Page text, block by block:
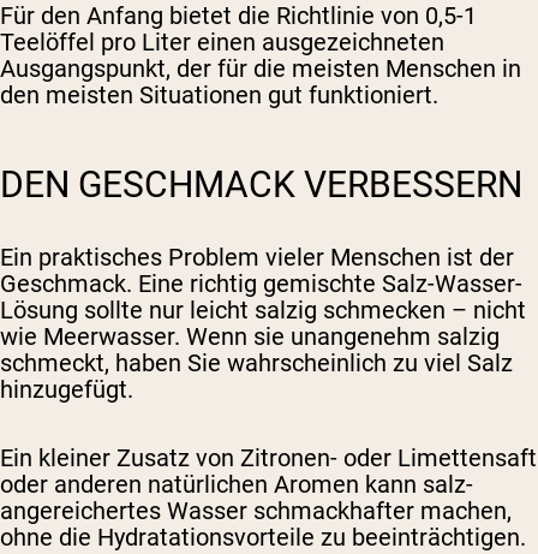
Für den Anfang bietet die Richtlinie von 0,5-1
Teelöffel pro Liter einen ausgezeichneten
Ausgangspunkt, der für die meisten Menschen in
den meisten Situationen gut funktioniert.
DEN GESCHMACK VERBESSERN
Ein praktisches Problem vieler Menschen ist der
Geschmack. Eine richtig gemischte Salz-Wasser-
Lösung sollte nur leicht salzig schmecken – nicht
wie Meerwasser. Wenn sie unangenehm salzig
schmeckt, haben Sie wahrscheinlich zu viel Salz
hinzugefügt.
Ein kleiner Zusatz von Zitronen- oder Limettensaft
oder anderen natürlichen Aromen kann salz-
angereichertes Wasser schmackhafter machen,
ohne die Hydratationsvorteile zu beeinträchtigen.